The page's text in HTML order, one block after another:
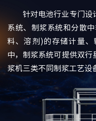
针对电池行业专门设
系统、制浆系统和分散
料、溶剂)的存储计量、
中，制浆系统可提供双行
浆机三类不同制浆工艺设